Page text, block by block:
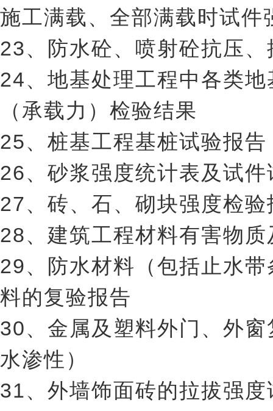
施工满载、全部满载时试件
23、防水砼、喷射砼抗压
24、地基处理工程中各类
（承载力）检验结果
25、桩基工程基桩试验报告
26、砂浆强度统计表及试件
27、砖、石、砌块强度检验
28、建筑工程材料有害物
29、防水材料（包括止水
料的复验报告
30、金属及塑料外门、外
水渗性）
31、外墙饰面砖的拉拔强度